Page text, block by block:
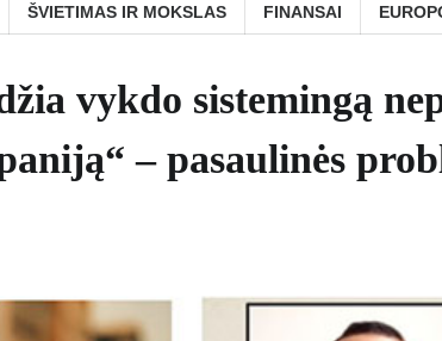
ŠVIETIMAS IR MOKSLAS FINANSAI
vykdo sistemingą
– pasaulinės